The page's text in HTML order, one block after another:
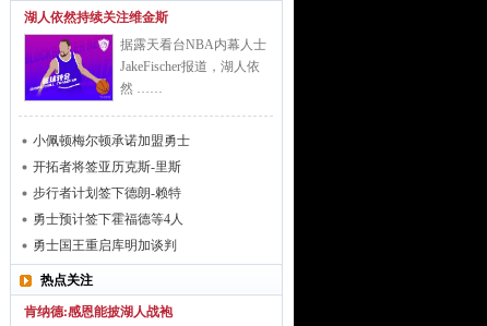
湖人依然持续关注维金斯
据露天看台NBA内幕人士
JakeFischer报道，湖人依
然 ……
小佩顿梅尔顿承诺加盟勇士
开拓者将签亚历克斯-里斯
步行者计划签下德朗-赖特
勇士预计签下霍福德等4人
勇士国王重启库明加谈判
热点关注
肯纳德:感恩能披湖人战袍